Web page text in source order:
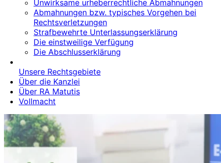
Unwirksame urheberrechtliche Abmahnungen
Abmahnungen bzw. typisches Vorgehen bei
Rechtsverletzungen
Strafbewehrte Unterlassungserklärung
Die einstweilige Verfügung
Die Abschlusserklärung
Unsere Rechtsgebiete
Über die Kanzlei
Über RA Matutis
Vollmacht